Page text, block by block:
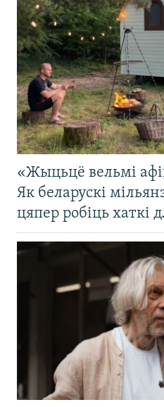
«Жыцьцё вельмі
Як беларускі
цяпер робіць хаткі